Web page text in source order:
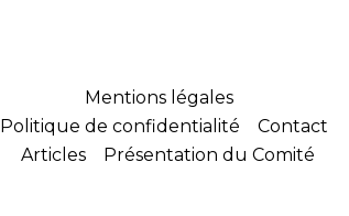
Mentions légales
Politique de confidentialité
Contact
Articles
Présentation du Comité